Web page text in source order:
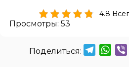
4.8
Просмотры: 53